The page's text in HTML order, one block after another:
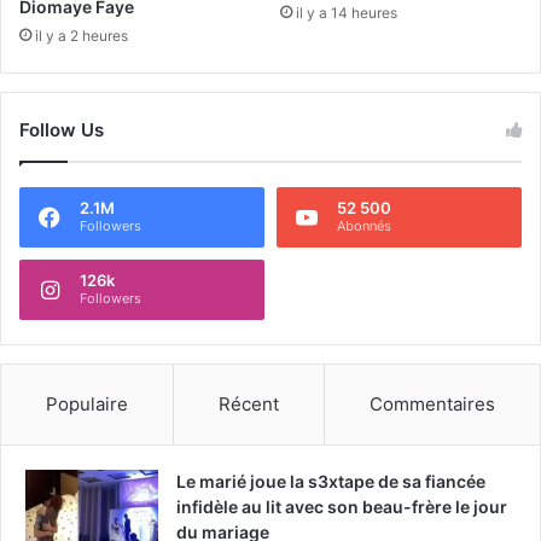
Diomaye Faye
il y a 2 heures
il y a 14 heures
Follow Us
2.1M
Followers
52 500
Abonnés
126k
Followers
Populaire Récent Commentaires
Le marié joue la s3xtape de sa fiancée
infidèle au lit avec son beau-frère le jour
du mariage